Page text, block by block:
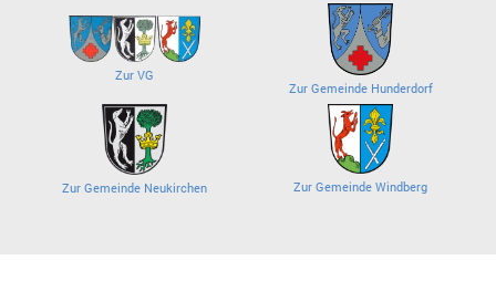
Zur VG
Zur Gemeinde Hunderdorf
Zur Gemeinde Neukirchen Zur Gemeinde Windberg